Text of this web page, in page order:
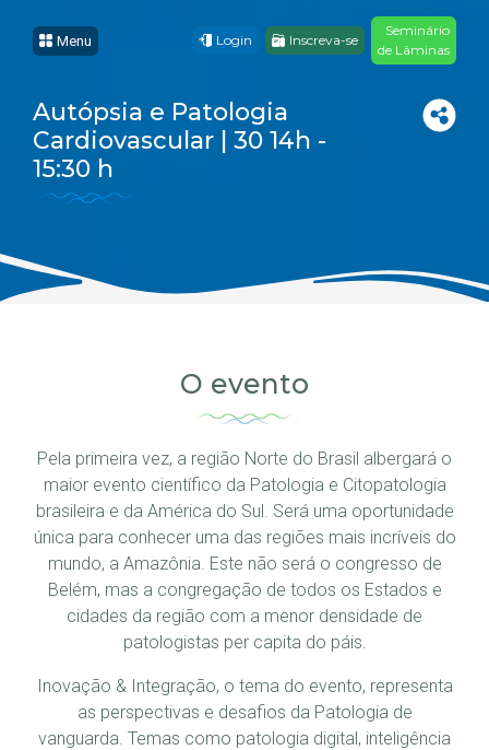
Autópsia e Patologia
Cardiovascular | 30 14h -
15:30 h
Menu Login Inscreva-se
Seminário
de Lâminas
O evento
Pela primeira vez, a região Norte do Brasil albergará o
maior evento científico da Patologia e Citopatologia
brasileira e da América do Sul. Será uma oportunidade
única para conhecer uma das regiões mais incríveis do
mundo, a Amazônia. Este não será o congresso de
Belém, mas a congregação de todos os Estados e
cidades da região com a menor densidade de
patologistas per capita do páis.
Inovação & Integração, o tema do evento, representa
as perspectivas e desafios da Patologia de
vanguarda. Temas como patologia digital, inteligência